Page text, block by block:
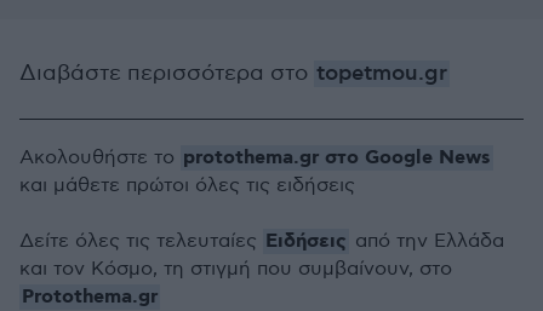
Διαβάστε περισσότερα στο topetmou.gr
Ακολουθήστε το protothema.gr στο Google News
και μάθετε πρώτοι όλες τις ειδήσεις
Δείτε όλες τις τελευταίες Ειδήσεις από την Ελλάδα
και τον Κόσμο, τη στιγμή που συμβαίνουν, στο
Protothema.gr